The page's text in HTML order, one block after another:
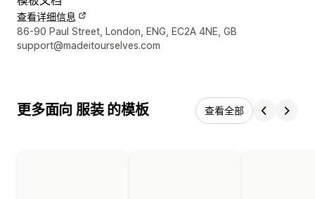
查看详细信息
设计师联系方式
86-90 Paul Street, London, ENG, EC2A 4NE, GB
support@madeitourselves.com
更多面向 服装 的模板 查看全部